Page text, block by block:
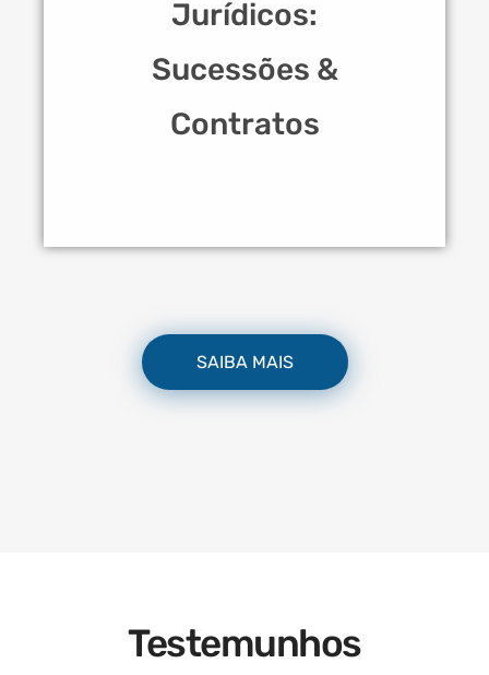
Jurídicos:
Sucessões &
Contratos
SAIBA MAIS
Testemunhos